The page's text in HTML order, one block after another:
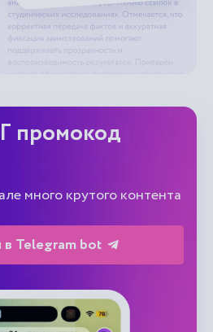
промокод
много крутого контента
Telegram bot